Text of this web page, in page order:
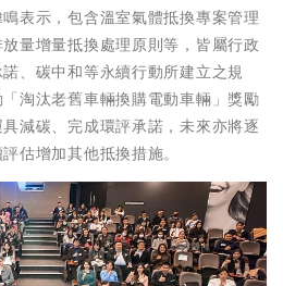
表示，包含溫室氣體抵換專案管理
量增量抵換處理原則等，皆屬行政
、碳中和等永續行動所建立之規
淘汰老舊車輛換購電動車輛」獎勵
減碳、完成環評承諾，未來亦將逐
估增加其他抵換措施。